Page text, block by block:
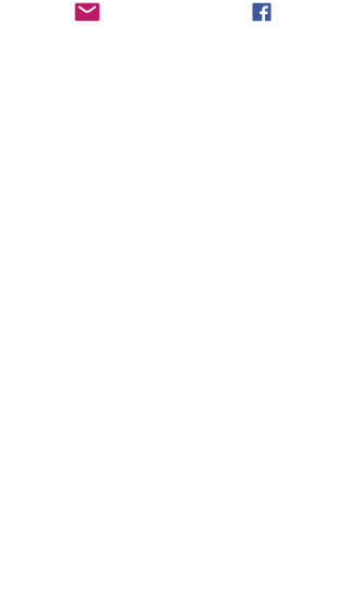
comunitario?